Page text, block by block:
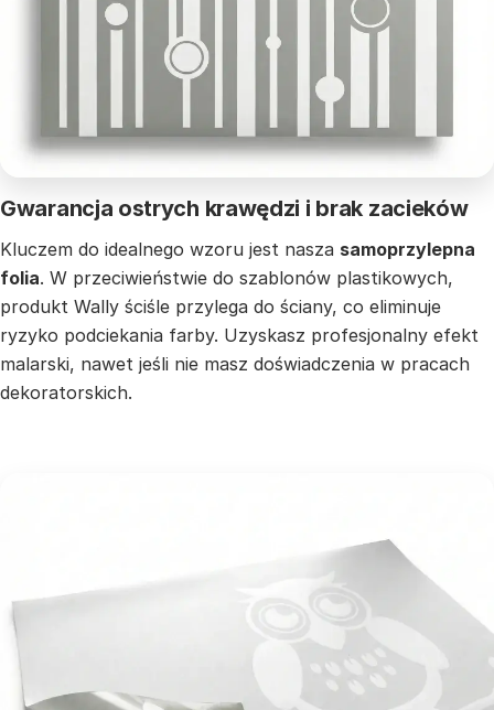
Gwarancja ostrych krawędzi i brak zacieków
Kluczem do idealnego wzoru jest nasza samoprzylepna
folia. W przeciwieństwie do szablonów plastikowych,
produkt Wally ściśle przylega do ściany, co eliminuje
ryzyko podciekania farby. Uzyskasz profesjonalny efekt
malarski, nawet jeśli nie masz doświadczenia w pracach
dekoratorskich.